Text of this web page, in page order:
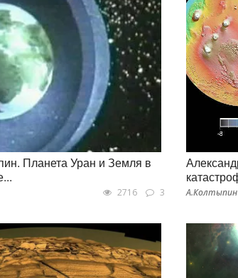
Планета Уран и Земля в
2716 3 А.Колтыпин